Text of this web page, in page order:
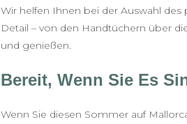
Wir helfen Ihnen bei der Auswahl
Detail – von den Handtüchern über
und genießen.
Bereit, Wenn Sie Es
Wenn Sie diesen Sommer auf